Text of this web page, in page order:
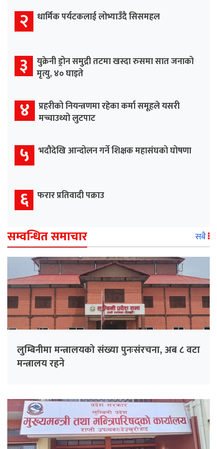
२ धार्मिक पर्यटकलाई लोभ्याउँदै सिसमहल
३ युक्रेनी ड्रोन समुद्री तटमा खस्दा रुसमा सात जनाको
मृत्यु, ४० घाइते
४ प्रहरीको नियन्त्रणमा रहेका कर्मा समूहले यसरी
मच्चाउथ्यो लुटपाट
५ भदौदेखि आन्दोलन गर्ने शिक्षक महासंघको घोषणा
६ फरार प्रतिवादी पक्राउ
सम्वन्धित समाचार सबै
लुम्बिनीमा मन्त्रालयको संख्या पुनःसंरचना, अब ८ वटा
मन्त्रालय रहने